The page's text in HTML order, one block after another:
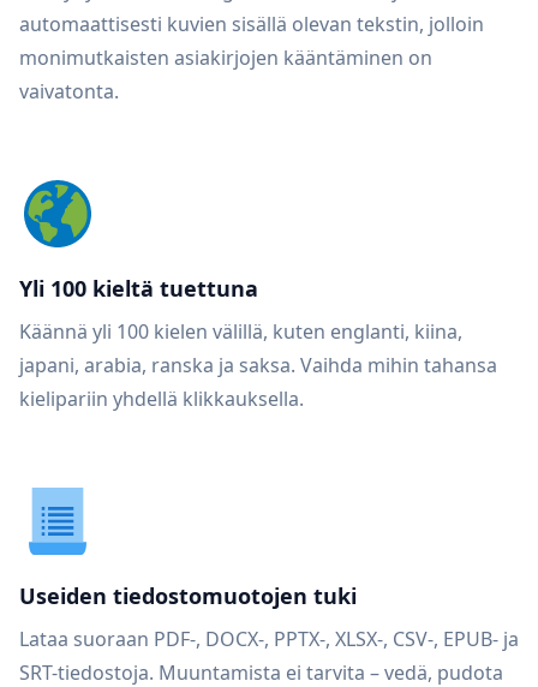
automaattisesti kuvien sisällä olevan tekstin, jolloin
monimutkaisten asiakirjojen kääntäminen on
vaivatonta.
Yli 100 kieltä tuettuna
Käännä yli 100 kielen välillä, kuten englanti, kiina,
japani, arabia, ranska ja saksa. Vaihda mihin tahansa
kielipariin yhdellä klikkauksella.
Useiden tiedostomuotojen tuki
Lataa suoraan PDF-, DOCX-, PPTX-, XLSX-, CSV-, EPUB- ja
SRT-tiedostoja. Muuntamista ei tarvita – vedä, pudota